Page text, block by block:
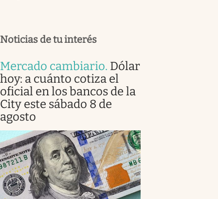
Noticias de tu interés
Mercado cambiario. Dólar
hoy: a cuánto cotiza el
oficial en los bancos de la
City este sábado 8 de
agosto